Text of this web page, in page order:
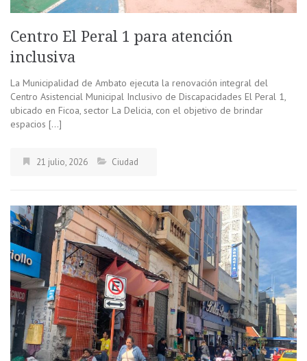
Centro El Peral 1 para atención
inclusiva
La Municipalidad de Ambato ejecuta la renovación integral del
Centro Asistencial Municipal Inclusivo de Discapacidades El Peral 1,
ubicado en Ficoa, sector La Delicia, con el objetivo de brindar
espacios […]
21 julio, 2026 Ciudad